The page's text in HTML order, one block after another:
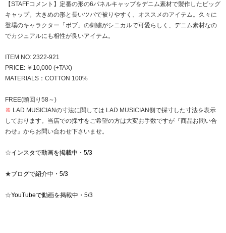
【STAFFコメント】定番の形の6パネルキャップをデニム素材で製作したビッグ
キャップ。大きめの形と長いツバで被りやすく、オススメのアイテム。久々に
登場のキャラクター「ボブ」の刺繍がシニカルで可愛らしく、デニム素材なの
でカジュアルにも相性が良いアイテム。
ITEM NO: 2322-921
PRICE: ￥10,000 (+TAX)
MATERIALS：COTTON 100%
FREE(頭回り58～)
※ LAD MUSICIANの寸法に関しては LAD MUSICIAN側で採寸した寸法を表示
しております。当店での採寸をご希望の方は大変お手数ですが『商品お問い合
わせ』からお問い合わせ下さいませ。
☆インスタで動画を掲載中・5/3
★ブログで紹介中・5/3
☆YouTubeで動画を掲載中・5/3